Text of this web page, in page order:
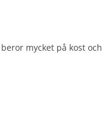
mycket på kost och